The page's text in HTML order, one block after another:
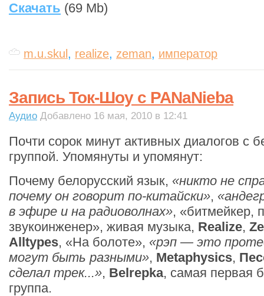
Скачать (69 Mb)
m.u.skul , realize, zeman, император
Запись Ток-Шоу с PANaNieba
Аудио Добавлено 16 мая, 2010 в 12:41
Почти сорок минут активных диалогов с
группой. Упомянуты и упомянут:
Почему белорусский язык, «никто не
почему он говорит по-китайски»,
в эфире и на радиоволнах», «битмейкер,
звукоинженер», живая музыка, Realize,
Alltypes, «На болоте», «рэп — это
могут быть разными», Metaphysics,
сделал трек...», Belrepka, самая первая
группа.